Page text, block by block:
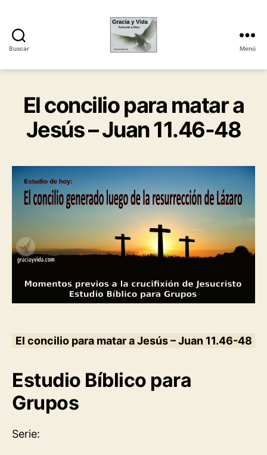
Buscar
y
Menú
El concilio para matar a
Jesús – Juan 11.46-48
El concilio para matar a Jesús – Juan 11.46-48
Estudio Bíblico para
Grupos
Serie: